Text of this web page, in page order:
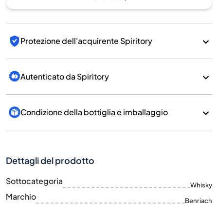
Protezione dell'acquirente Spiritory
Autenticato da Spiritory
Condizione della bottiglia e imballaggio
Dettagli del prodotto
Sottocategoria Whisky
Marchio Benriach